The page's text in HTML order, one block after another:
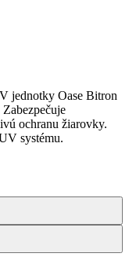
jednotky Oase Bitron
ochranu žiarovky.
systému.